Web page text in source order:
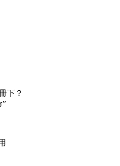
下？
”